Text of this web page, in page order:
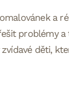
a
problémy
děti,